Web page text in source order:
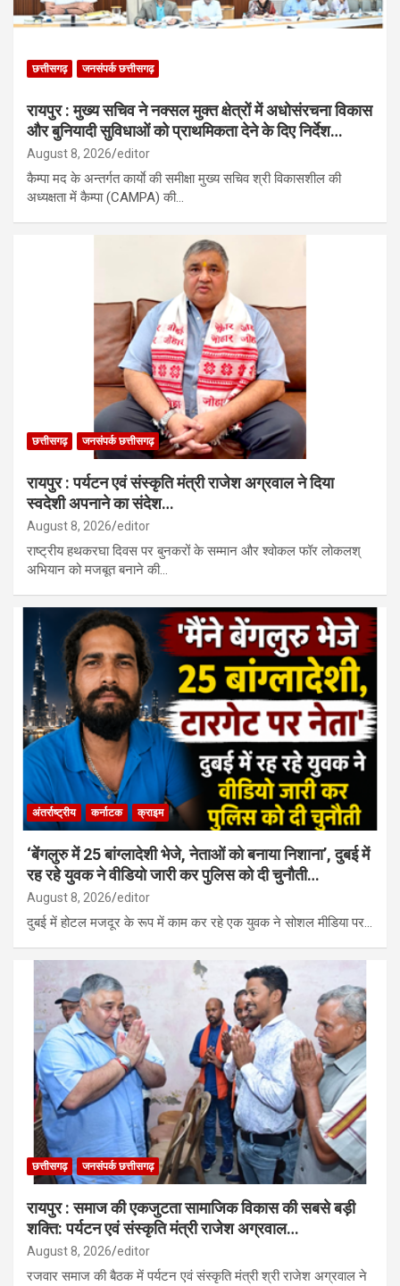
छत्तीसगढ़ जनसंपर्क छत्तीसगढ़
रायपुर : मुख्य सचिव ने नक्सल मुक्त क्षेत्रों में अधोसंरचना विकास
और बुनियादी सुविधाओं को प्राथमिकता देने के दिए निर्देश…
August 8, 2026 editor
कैम्पा मद के अन्तर्गत कार्याे की समीक्षा मुख्य सचिव श्री विकासशील की
अध्यक्षता में कैम्पा (CAMPA) की…
छत्तीसगढ़ जनसंपर्क छत्तीसगढ़
रायपुर : पर्यटन एवं संस्कृति मंत्री राजेश अग्रवाल ने दिया
स्वदेशी अपनाने का संदेश…
August 8, 2026 editor
राष्ट्रीय हथकरघा दिवस पर बुनकरों के सम्मान और श्वोकल फॉर लोकलश्
अभियान को मजबूत बनाने की…
अंतर्राष्ट्रीय कर्नाटक क्राइम
‘बेंगलुरु में 25 बांग्लादेशी भेजे, नेताओं को बनाया निशाना’, दुबई में
रह रहे युवक ने वीडियो जारी कर पुलिस को दी चुनौती…
August 8, 2026 editor
दुबई में होटल मजदूर के रूप में काम कर रहे एक युवक ने सोशल मीडिया पर…
छत्तीसगढ़ जनसंपर्क छत्तीसगढ़
रायपुर : समाज की एकजुटता सामाजिक विकास की सबसे बड़ी
शक्ति: पर्यटन एवं संस्कृति मंत्री राजेश अग्रवाल…
August 8, 2026 editor
रजवार समाज की बैठक में पर्यटन एवं संस्कृति मंत्री श्री राजेश अग्रवाल ने